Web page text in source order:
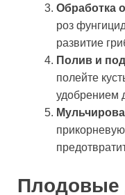
Обработка
роз
развитие
Полив и
полейте
удобрением
Плодовые